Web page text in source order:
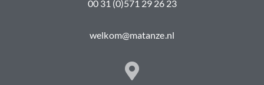
00 31 (0)571 29 26 23
welkom@matanze.nl